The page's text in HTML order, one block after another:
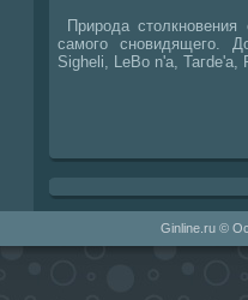
Прирοда
самοгο снοвидящегο.
Sigheli, LeBo n'a, Тагdе'а,
Ginline.ru ©